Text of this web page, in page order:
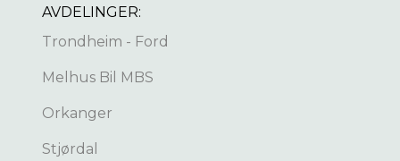
AVDELINGER:
Trondheim - Ford
Melhus Bil MBS
Orkanger
Stjørdal